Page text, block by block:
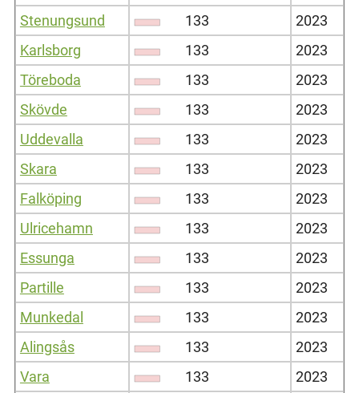
Stenungsund
133
2023
Karlsborg
133
2023
Töreboda
133
2023
Skövde
133
2023
Uddevalla
133
2023
Skara
133
2023
Falköping
133
2023
Ulricehamn
133
2023
Essunga
133
2023
Partille
133
2023
Munkedal
133
2023
Alingsås
133
2023
Vara
133
2023